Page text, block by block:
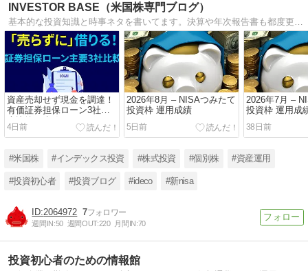
INVESTOR BASE（米国株専門ブログ）
資産売却せず現金を調達！
有価証券担保ローン3社徹
底比較と失敗しないポート
フォリオ活用術
4日前
2026年8月 – NISAつみたて
投資枠 運用成績
5日前
2026年7月 –
投資枠 運用成
38日前
#米国株 #インデックス投資 #株式投資 #個別株 #資産運用
#投資初心者 #投資ブログ #ideco #新nisa
2064972 7
週間IN:50 週間OUT:220 月間IN:70
投資初心者のための情報館